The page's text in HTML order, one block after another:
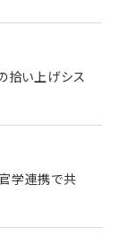
拾い上げシス
学連携で共